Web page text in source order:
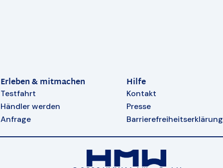
Erleben & mitmachen
Testfahrt
Händler werden
Anfrage
Hilfe
Kontakt
Presse
Barrierefreiheitserklärung